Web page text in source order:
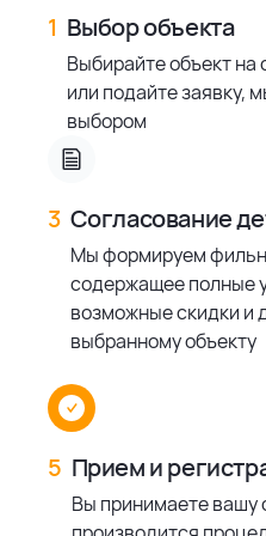
1 Выбор объекта
Выбирайте объект на
или подайте заявку,
выбором
3 Согласование
Мы формируем
содержащее полные
возможные скидки и
выбранному объекту
5 Прием и
Вы принимаете вашу